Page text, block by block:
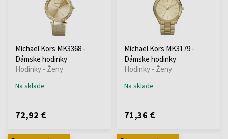
Michael Kors MK3368 -
Dámske hodinky
Hodinky - Ženy
Na sklade
72,92 €
Michael Kors MK3179 -
Dámske hodinky
Hodinky - Ženy
Na sklade
71,36 €